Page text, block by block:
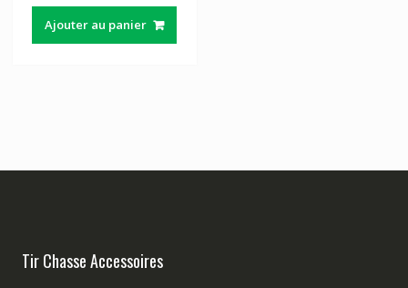
Ajouter au panier
Tir Chasse Accessoires